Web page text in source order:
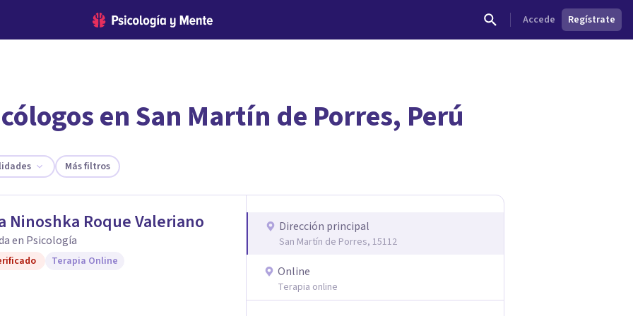
Accede Regístrate
el psicólogo adecuado?
en San Martín de Porres, Perú
Más filtros
Ninoshka Roque Valeriano
en Psicología
Terapia Online
Dirección principal
San Martín de Porres, 15112
Online
Terapia online